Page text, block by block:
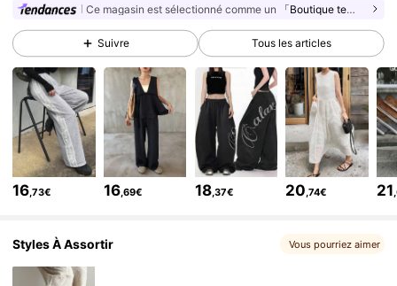
4,82 619K Suiveurs
4,82 619K Suiveurs
4,82 619K Suiveurs
4,82 619K Suiveurs
4,82 619K Suiveurs
Ce magasin est sélectionné comme un 「Boutique tendance」
Suivre Tous les articles
16,73€ 16,69€ 18,37€ 20,74€ 21
Styles À Assortir Vous pourriez aimer